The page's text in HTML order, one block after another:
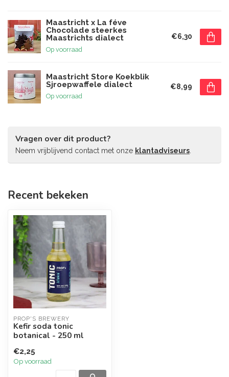
Maastricht x La féve
Chocolade steerkes
Maastrichts dialect
Op voorraad
€6,30
Maastricht Store Koekblik
Sjroepwaffele dialect
Op voorraad
€8,99
Vragen over dit product?
Neem vrijblijvend contact met onze klantadviseurs
Recent bekeken
PROP'S BREWERY
Kefir soda tonic
botanical - 250 ml
€2,25
Op voorraad